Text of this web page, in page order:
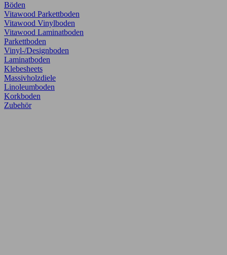
Böden
Vitawood Parkettboden
Vitawood Vinylboden
Vitawood Laminatboden
Parkettboden
Vinyl-/Designboden
Laminatboden
Klebesheets
Massivholzdiele
Linoleumboden
Korkboden
Zubehör